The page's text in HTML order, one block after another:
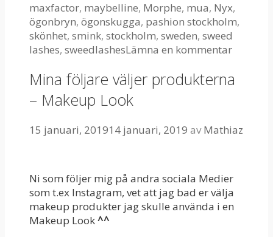
maxfactor, maybelline, Morphe, mua, Nyx,
ögonbryn, ögonskugga, pashion stockholm,
skönhet, smink, stockholm, sweden, sweed
lashes, sweedlashesLämna en kommentar
Mina följare väljer produkterna
– Makeup Look
15 januari, 201914 januari, 2019 avMathiaz
Ni som följer mig på andra sociala Medier
som t.ex Instagram, vet att jag bad er välja
makeup produkter jag skulle använda i en
Makeup Look^^